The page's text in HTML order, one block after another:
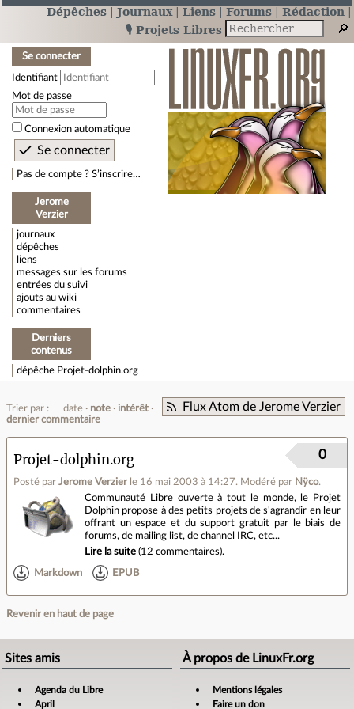
Dépêches Journaux Liens Forums
Rédaction
🎙️ Projets Libres
Se connecter
Identifiant
Mot de passe
Connexion automatique
Pas de compte ? S’inscrire…
Jerome
Verzier
journaux
dépêches
liens
messages sur les forums
entrées du suivi
ajouts au wiki
commentaires
Derniers
contenus
dépêche Projet-dolphin.org
Flux Atom de Jerome Verzier
Trier par : date note
intérêt
dernier commentaire
Projet-dolphin.org
Posté par Jerome Verzier le 16 mai 2003 à 14:27. Modéré par Nÿco.
0
Communauté Libre ouverte à tout le monde, le Projet
Dolphin propose à des petits projets de s'agrandir en leur
offrant un espace et du support gratuit par le biais de
forums, de mailing list, de channel IRC, etc...
Lire la suite (12 commentaires).
Markdown EPUB
Revenir en haut de page
Sites amis
Agenda du Libre
April
À propos de LinuxFr.org
Mentions légales
Faire un don